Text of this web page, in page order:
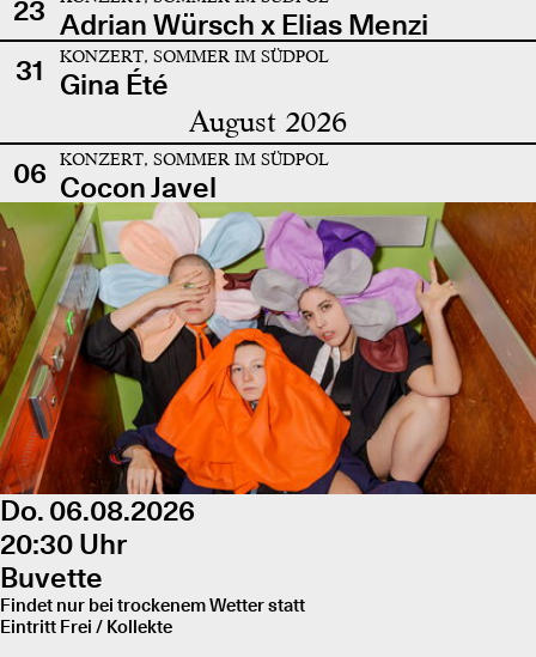
23 Adrian Würsch x Elias Menzi
31
KONZERT, SOMMER IM SÜDPOL
Gina Été
August 2026
06 KONZERT, SOMMER IM SÜDPOL
Cocon Javel
Do. 06.08.2026
20:30 Uhr
Buvette
Findet nur bei trockenem Wetter statt
Eintritt Frei / Kollekte